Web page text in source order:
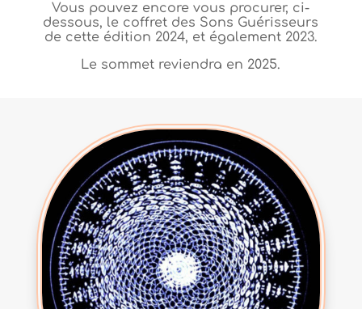
Vous pouvez encore vous procurer, ci-
dessous, le coffret des Sons Guérisseurs
de cette édition 2024, et également 2023.
Le sommet reviendra en 2025.